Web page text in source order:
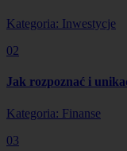
Kategoria: Inwestycje
02
Jak rozpoznać i
Kategoria: Finanse
03